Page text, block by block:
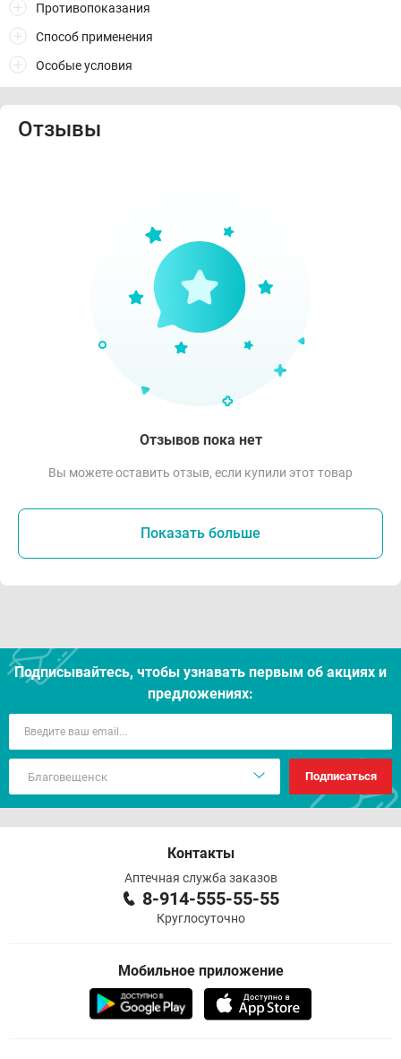
Противопоказания
Способ применения
Особые условия
Отзывы
Отзывов пока нет
Вы можете оставить отзыв, если купили этот товар
Показать больше
Подписывайтесь, чтобы узнавать первым об акцияx и
предложениях:
Подписаться
Контакты
Аптечная служба заказов
8-914-555-55-55
Круглосуточно
Мобильное приложение